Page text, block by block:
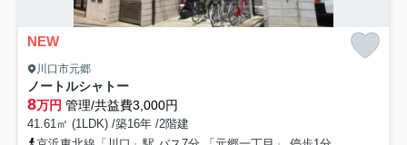
NEW
川口市元郷
ノートルシャトー
8万円 管理/共益費3,000円
41.61㎡ (1LDK) /築16年 /2階建